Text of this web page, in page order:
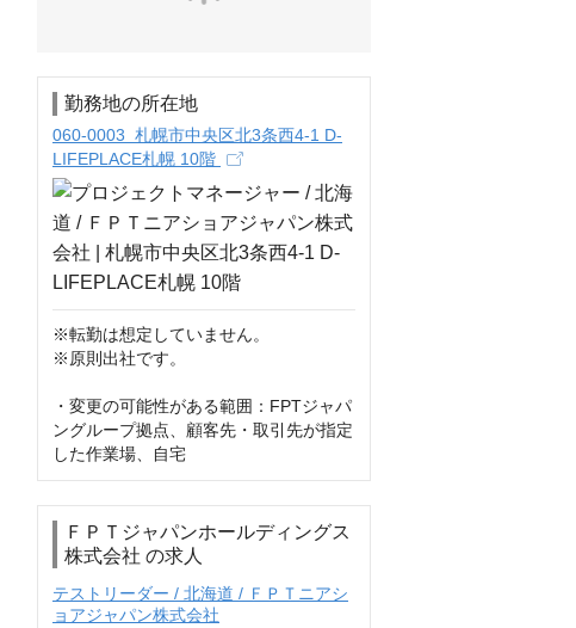
勤務地の所在地
060-0003 札幌市中央区北3条西4-1 D-
LIFEPLACE札幌 10階
※転勤は想定していません。
※原則出社です。
・変更の可能性がある範囲：FPTジャパ
ングループ拠点、顧客先・取引先が指定
した作業場、自宅
ＦＰＴジャパンホールディングス
株式会社 の求人
テストリーダー / 北海道 / ＦＰＴニアシ
ョアジャパン株式会社